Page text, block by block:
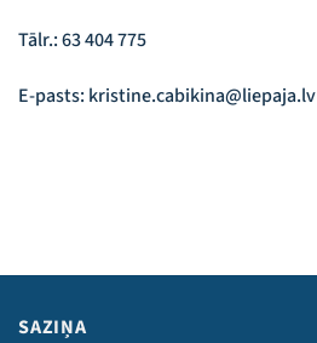
Tālr.: 63 404 775
E-pasts: kristine.cabikina@liepaja.lv
SAZIŅA